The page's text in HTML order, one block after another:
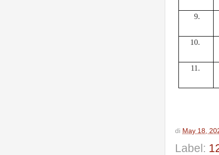
di May 18,
Label: